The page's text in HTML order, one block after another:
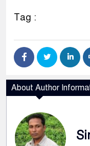
Tag :
About Author